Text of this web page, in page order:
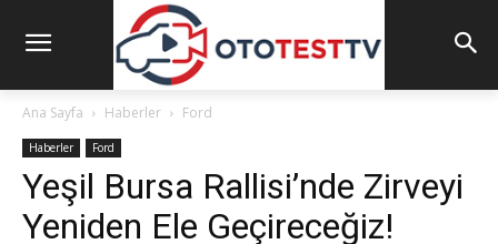
Ana Sayfa Haberler Ford
Haberler Ford
Yeşil Bursa Rallisi’nde Zirveyi
Yeniden Ele Geçireceğiz!